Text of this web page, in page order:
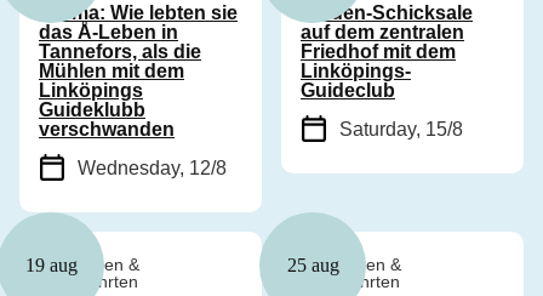
Drama: Wie lebten sie
das Å-Leben in
Tannefors, als die
Mühlen mit dem
Linköpings
Guideklubb
verschwanden
Wednesday, 12/8
Frauen-Schicksale
auf dem zentralen
Friedhof mit dem
Linköpings-
Guideclub
Saturday, 15/8
19 aug
Führungen &
Kreuzfahrten
25 aug
Führungen &
Kreuzfahrten